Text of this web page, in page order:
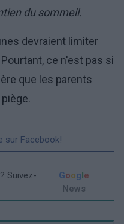
du sommeil.
devraient limiter
ce n'est pas si
que les parents
sur Facebook!
Suivez-
Google
News